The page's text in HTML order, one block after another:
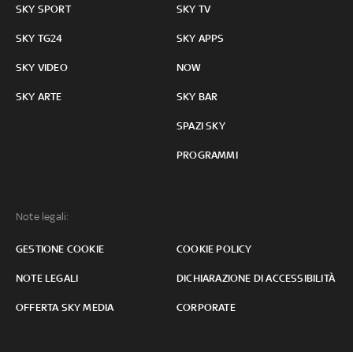
SKY SPORT
SKY TG24
SKY VIDEO
SKY ARTE
SKY TV
SKY APPS
NOW
SKY BAR
SPAZI SKY
PROGRAMMI
Note legali:
GESTIONE COOKIE COOKIE POLICY
NOTE LEGALI DICHIARAZIONE DI ACCESSIBILITÀ
OFFERTA SKY MEDIA CORPORATE